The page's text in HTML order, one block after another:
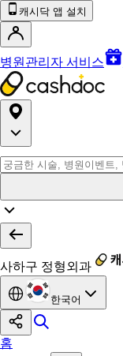
캐시닥 앱 설치
병원관리자 서비스
사하구 정형외과
한국어
홈